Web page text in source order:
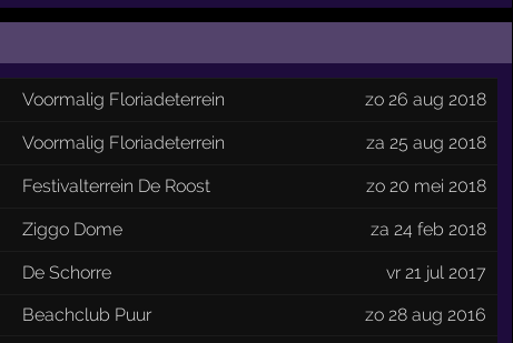
Voormalig Floriadeterrein
zo 26 aug 2018
Voormalig Floriadeterrein
za 25 aug 2018
Festivalterrein De Roost zo 20 mei 2018
Ziggo Dome za 24 feb 2018
De Schorre
vr 21 jul 2017
Beachclub Puur
zo 28 aug 2016